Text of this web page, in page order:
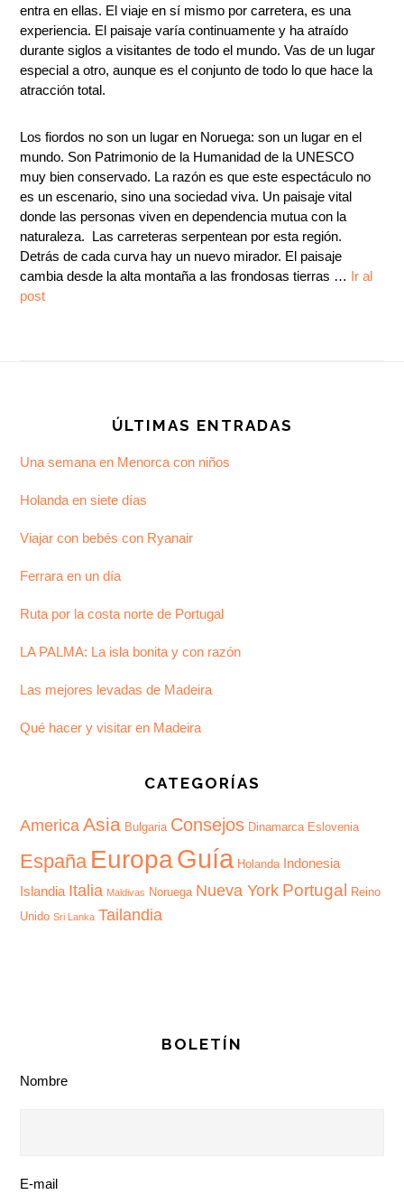
entra en ellas. El viaje en sí mismo ­por carretera, es una
experiencia. El paisaje varía continuamente y ha atraído
durante siglos a visitantes de todo el mundo. Vas de un lugar
especial a otro, aunque es el conjunto de todo lo que hace la
atracción total.
Los fiordos no son un lugar en Noruega: son un lugar en el
mundo. Son Patrimonio de la Humanidad de la UNESCO
muy bien conservado. La razón es que este espectáculo no
es un escenario, sino una sociedad viva. Un paisaje vital
donde las personas viven en dependencia mutua con la
naturaleza. Las carreteras serpentean por esta región.
Detrás de cada curva hay un nuevo mirador. El paisaje
cambia desde la alta montaña a las frondosas tierras … Ir al
post
ÚLTIMAS ENTRADAS
Una semana en Menorca con niños
Holanda en siete días
Viajar con bebés con Ryanair
Ferrara en un día
Ruta por la costa norte de Portugal
LA PALMA: La isla bonita y con razón
Las mejores levadas de Madeira
Qué hacer y visitar en Madeira
CATEGORÍAS
America Asia Bulgaria Consejos Dinamarca Eslovenia
España EuropaGuía Holanda Indonesia
Islandia Italia Maldivas Noruega Nueva York Portugal
Reino
Unido Sri Lanka Tailandia
BOLETÍN
Nombre
E-mail